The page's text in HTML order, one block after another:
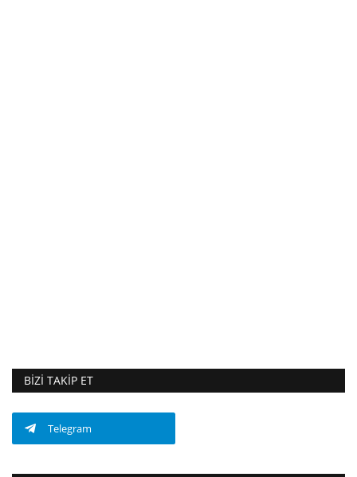
BIZI TAKIP ET
Telegram